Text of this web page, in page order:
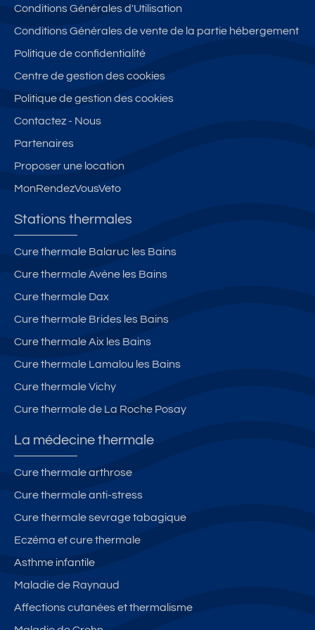
Conditions Générales d'Utilisation
Conditions Générales de vente de la partie hébergement
Politique de confidentialité
Centre de gestion des cookies
Politique de gestion des cookies
Contactez - Nous
Partenaires
Proposer une location
MonRendezVousVeto
Stations thermales
Cure thermale Balaruc les Bains
Cure thermale Avène les Bains
Cure thermale Dax
Cure thermale Brides les Bains
Cure thermale Aix les Bains
Cure thermale Lamalou les Bains
Cure thermale Vichy
Cure thermale de La Roche Posay
La médecine thermale
Cure thermale arthrose
Cure thermale anti-stress
Cure thermale sevrage tabagique
Eczéma et cure thermale
Asthme infantile
Maladie de Raynaud
Affections cutanées et thermalisme